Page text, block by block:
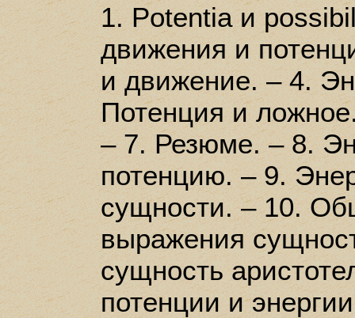
1. Potentia и
движения и
и движение. – 4.
Потенция и
– 7. Резюме. – 8.
потенцию. – 9.
сущности. – 10.
выражения
сущность
потенции и